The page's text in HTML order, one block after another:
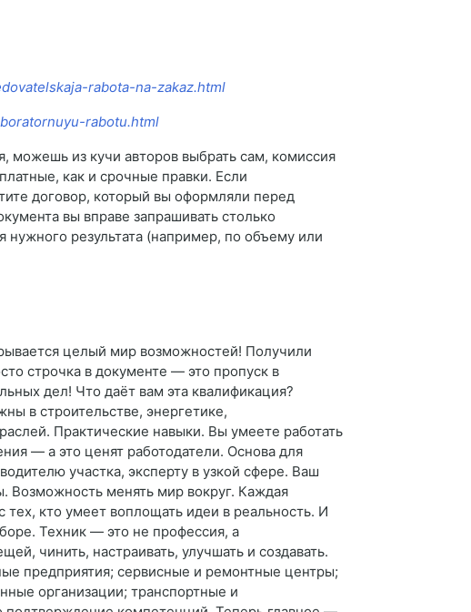
rabota-na-zakaz.html
rabotu.html
можешь из кучи авторов выбрать сам, комиссия
как и срочные правки. Если
договор, который вы оформляли перед
вы вправе запрашивать столько
результата (например, по объему или
целый мир возможностей! Получили
строчка в документе — это пропуск в
дел! Что даёт вам эта квалификация?
в строительстве, энергетике,
Практические навыки. Вы умеете работать
— а это ценят работодатели. Основа для
участка, эксперту в узкой сфере. Ваш
Возможность менять мир вокруг. Каждая
кто умеет воплощать идеи в реальность. И
Техник — это не профессия, а
чинить, настраивать, улучшать и создавать.
предприятия; сервисные и ремонтные центры;
организации; транспортные и